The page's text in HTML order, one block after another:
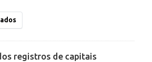
registros de capitais